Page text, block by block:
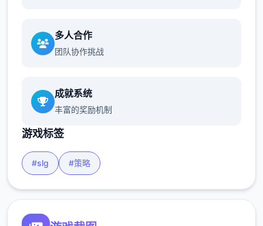
多人合作
团队协作挑战
成就系统
丰富的奖励机制
游戏标签
#slg #策略